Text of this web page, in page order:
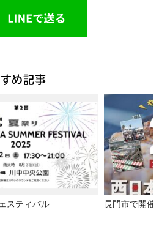
め記事
スティバル 長門市で開催